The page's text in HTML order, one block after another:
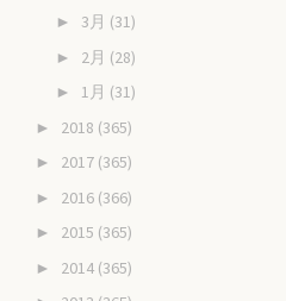
► 3月 (31)
► 2月 (28)
► 1月 (31)
► 2018 (365)
► 2017 (365)
► 2016 (366)
► 2015 (365)
► 2014 (365)